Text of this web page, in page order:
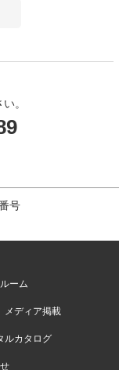
。
号
ーム
メディア掲載
ルカタログ